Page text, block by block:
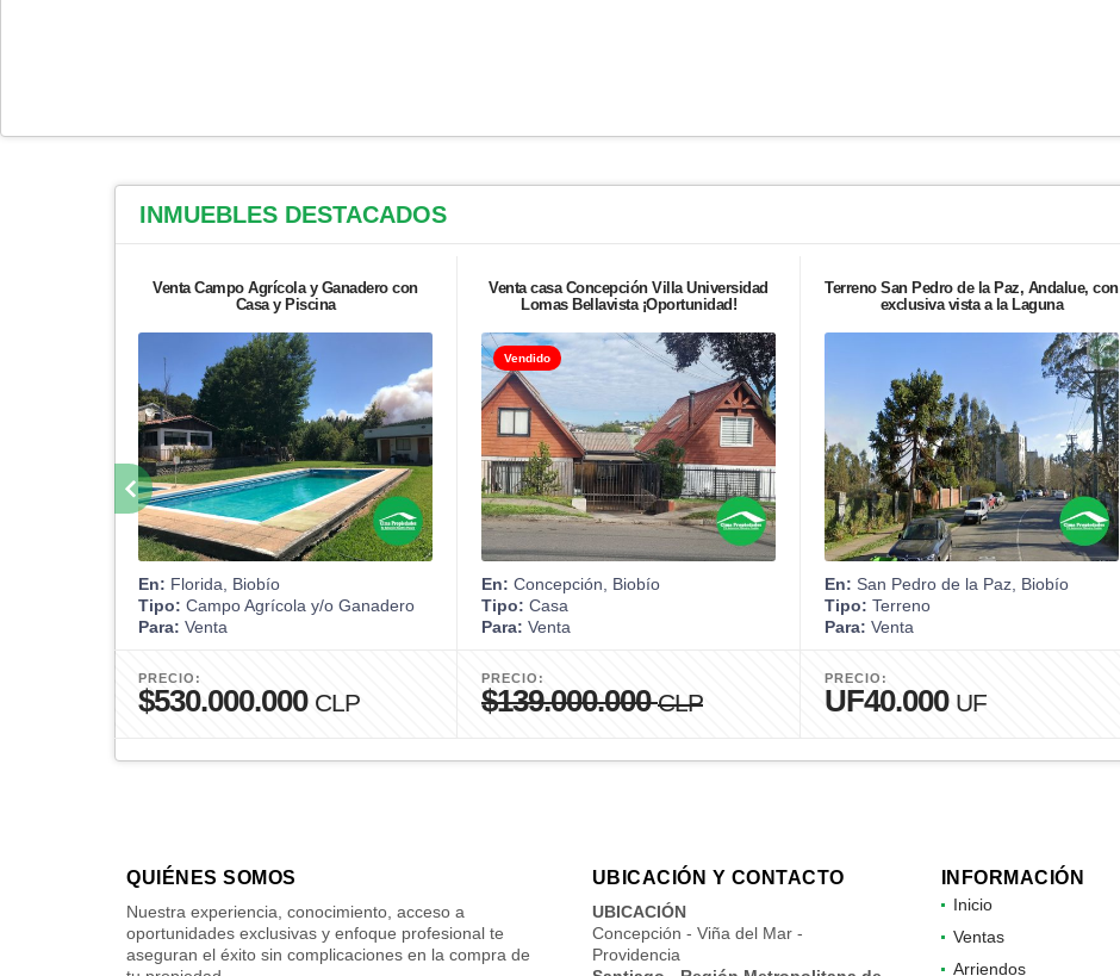
INMUEBLES DESTACADOS
Venta Campo Agrícola y Ganadero con
Casa y Piscina
En: Florida, Biobío
Tipo: Campo Agrícola y/o Ganadero
Para: Venta
PRECIO:
$530.000.000 CLP
Venta casa Concepción Villa Universidad
Lomas Bellavista ¡Oportunidad!
Vendido
En: Concepción, Biobío
Tipo: Casa
Para: Venta
PRECIO:
$139.000.000CLP
Terreno San Pedro de la Paz, Andalue, con
exclusiva vista a la Laguna
En: San Pedro de la Paz, Biobío
Tipo: Terreno
Para: Venta
PRECIO:
UF40.000 UF
QUIÉNES SOMOS
Nuestra experiencia, conocimiento, acceso a
oportunidades exclusivas y enfoque profesional te
aseguran el éxito sin complicaciones en la compra de
UBICACIÓN Y CONTACTO
UBICACIÓN
Concepción - Viña del Mar -
Providencia
INFORMACIÓN
Inicio
Ventas
Arriendos